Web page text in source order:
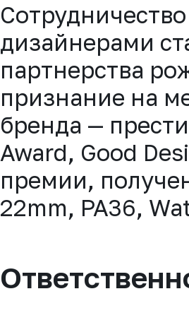
дизайнерами
партнерства
признание на
бренда —
Award, Good
премии,
22mm, PA36,